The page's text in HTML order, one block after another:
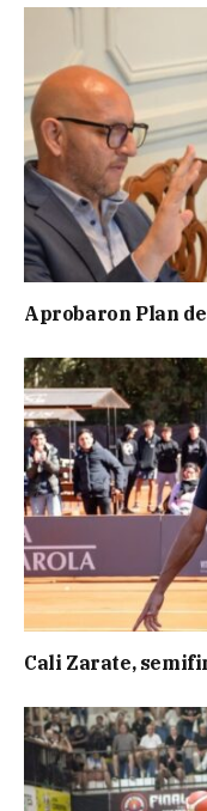
Aprobaron Plan
Cali Zarate,